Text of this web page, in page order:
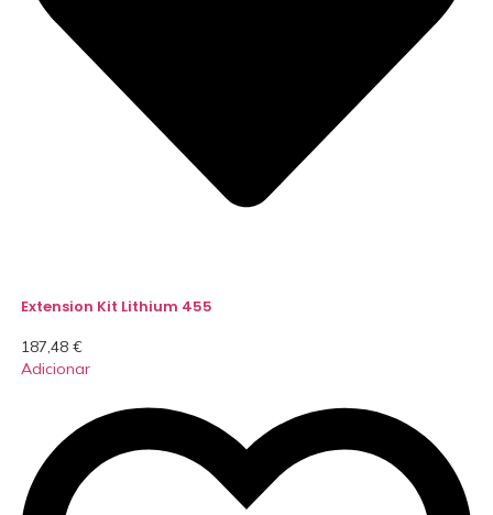
Extension Kit Lithium 455
187,48 €
Adicionar